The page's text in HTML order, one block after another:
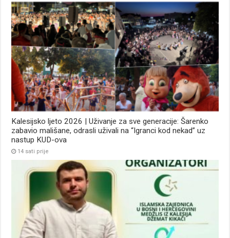
Kalesijsko ljeto 2026 | Uživanje za sve generacije: Šarenko
zabavio mališane, odrasli uživali na “Igranci kod nekad” uz
nastup KUD-ova
14 sati prije